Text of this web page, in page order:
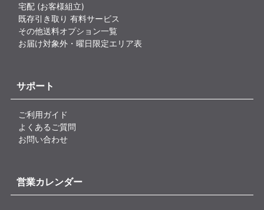
宅配 (お客様組立)
既存引き取り 有料サービス
その他送料オプション一覧
お届け対象外・曜日限定エリア表
サポート
ご利用ガイド
よくあるご質問
お問い合わせ
営業カレンダー